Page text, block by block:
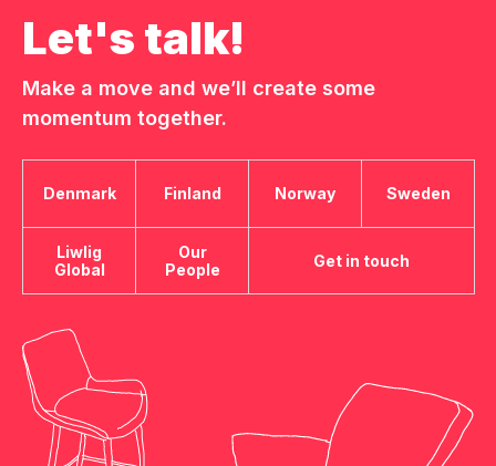
Let's talk!
Make a move and we’ll create some
momentum together.
Denmark Finland Norway Sweden
Liwlig
Global
Our
People
Get in touch